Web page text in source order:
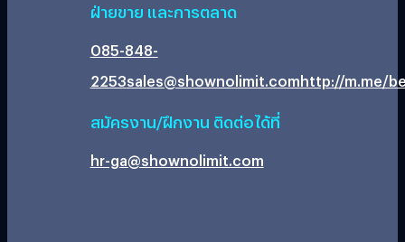
ฝ่ายขาย และการตลาด
085-848-
2253sales@shownolimit.comhttp://m.me/
สมัครงาน/ฝึกงาน ติดต่อได้ที่
hr-ga@shownolimit.com